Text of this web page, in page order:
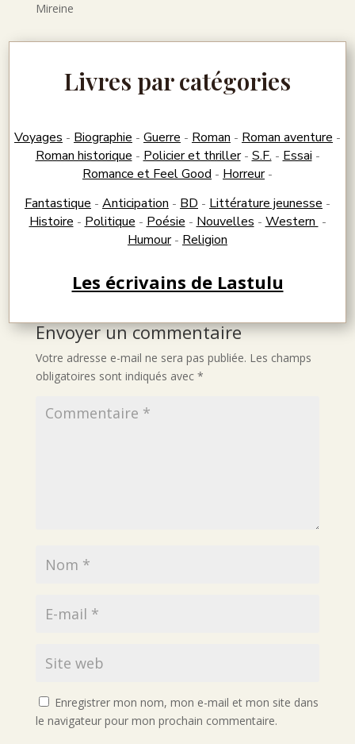
Mireine
Livres par catégories
Voyages - Biographie - Guerre - Roman - Roman aventure -
Roman historique - Policier et thriller- S.F. - Essai -
Romance et Feel Good - Horreur-
Fantastique - Anticipation - BD - Littérature jeunesse -
Histoire - Politique - Poésie - Nouvelles - Western -
Humour- Religion
Les écrivains de Lastulu
Envoyer un commentaire
Votre adresse e-mail ne sera pas publiée. Les champs
obligatoires sont indiqués avec *
Enregistrer mon nom, mon e-mail et mon site dans
le navigateur pour mon prochain commentaire.